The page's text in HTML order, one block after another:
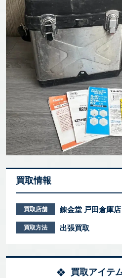
買取情報
買取店舗 錬金堂 戸田倉庫店
買取方法 出張買取
買取アイテ